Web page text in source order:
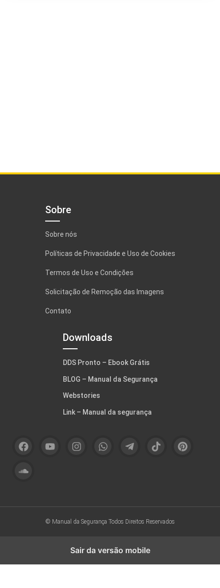
Sobre
Sobre nós
Políticas de Privacidade e Uso de Cookies
Termos de Uso e Condições
Solicitação de Remoção das Imagens
Contato
Downloads
DDS Pronto – Ebook Grátis
BLOG – Manual da Segurança
Webstories
Link – Manual da segurança
© Manual da Segurança Todos Direitos Reservados
Sair da versão mobile